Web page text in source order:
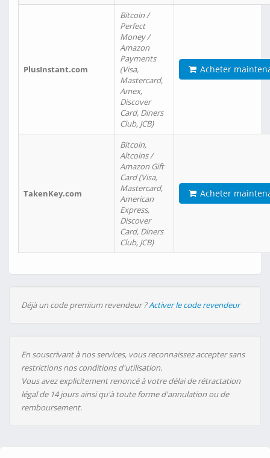
PlusInstant.com
Bitcoin /
Perfect
Money /
Amazon
Payments
(Visa,
Mastercard,
Amex,
Discover
Card, Diners
Club, JCB)
Acheter
TakenKey.com
Bitcoin,
Altcoins /
Amazon Gift
Card (Visa,
Mastercard,
American
Express,
Discover
Card, Diners
Club, JCB)
Acheter
Déjà un code premium revendeur ?Activer le code revendeur
En souscrivant à nos services, vous reconnaissez accepter sans
restrictions nos conditions d'utilisation.
Vous avez explicitement renoncé à votre délai de rétractation
légal de 14 jours ainsi qu'à toute forme d'annulation ou de
remboursement.